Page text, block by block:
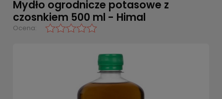
Mydło ogrodnicze potasowe z
czosnkiem 500 ml - Himal
Ocena: